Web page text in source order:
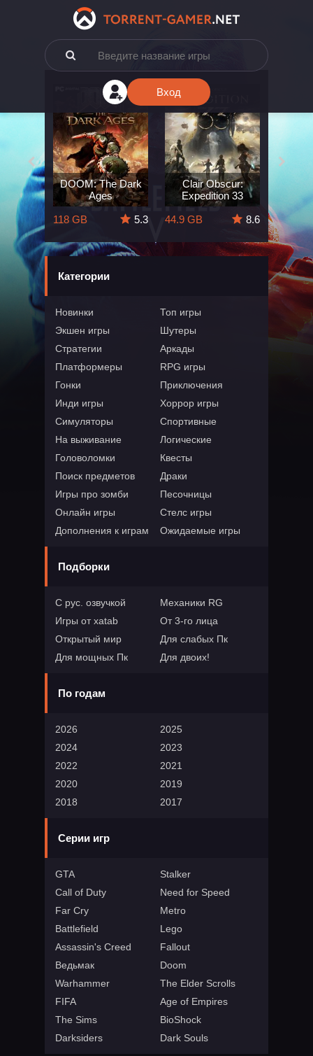
Вход
The
5.7
DOOM: The Dark
Ages
118 GB
5.3
Clair Obscur:
Expedition 33
44.9 GB
8.6
164 GB
Категории
Новинки
Топ игры
Экшен игры
Шутеры
Стратегии
Аркады
Платформеры
RPG игры
Гонки
Приключения
Инди игры
Хоррор игры
Симуляторы
Спортивные
На выживание
Логические
Головоломки
Квесты
Поиск предметов
Драки
Игры про зомби
Песочницы
Онлайн игры
Стелс игры
Дополнения к играм
Ожидаемые игры
Подборки
С рус. озвучкой
Механики RG
Игры от xatab
От 3-го лица
Открытый мир
Для слабых Пк
Для мощных Пк
Для двоих!
По годам
2026
2025
2024
2023
2022
2021
2020
2019
2018
2017
Серии игр
GTA
Stalker
Call of Duty
Need for Speed
Far Cry
Metro
Battlefield
Lego
Assassin's Creed
Fallout
Ведьмак
Doom
Warhammer
The Elder Scrolls
FIFA
Age of Empires
The Sims
BioShock
Darksiders
Dark Souls